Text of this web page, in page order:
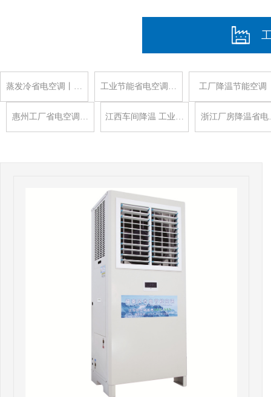
蒸发冷省电空调丨… 工业节能省电空调… 工厂降温节能空调
惠州工厂省电空调… 江西车间降温 工业… 浙江厂房降温省